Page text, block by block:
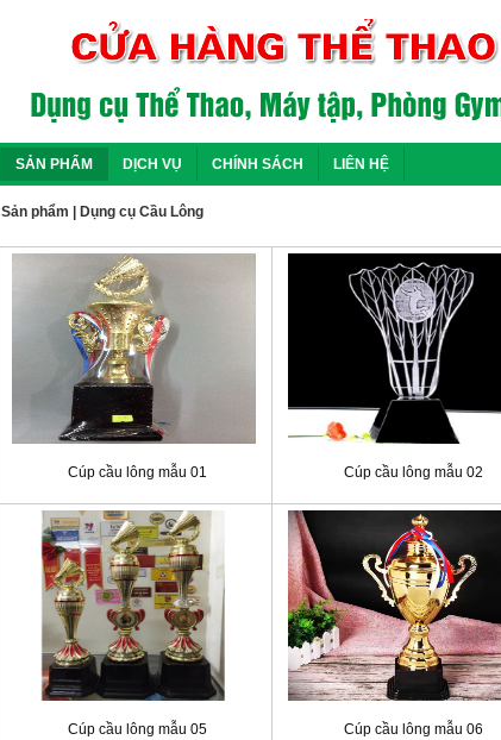
SẢN PHẨM DỊCH VỤ CHÍNH SÁCH LIÊN HỆ
Sản phẩm Dụng cụ Cầu Lông
Cúp cầu lông mẫu 01 Cúp cầu lông mẫu 02
Cúp cầu lông mẫu 05 Cúp cầu lông mẫu 06